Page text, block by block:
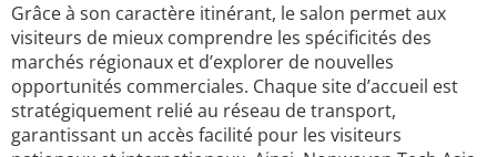
Grâce à son caractère itinérant, le salon permet aux
visiteurs de mieux comprendre les spécificités des
marchés régionaux et d’explorer de nouvelles
opportunités commerciales. Chaque site d’accueil est
stratégiquement relié au réseau de transport,
garantissant un accès facilité pour les visiteurs